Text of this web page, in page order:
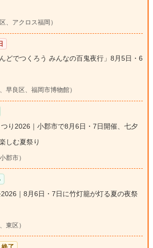
、アクロス福岡）
どでつくろう みんなの百鬼夜行」8月5日・6
早良区、福岡市博物館）
り2026｜小郡市で8月6日・7日開催、七夕
しむ夏祭り
郡市）
｜8月6日・7日に竹灯籠が灯る夏の夜祭
東区）